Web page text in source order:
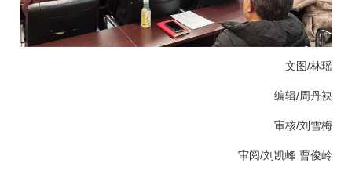
文图/林瑶
编辑/周丹袂
审核/刘雪梅
审阅/刘凯峰 曹俊岭